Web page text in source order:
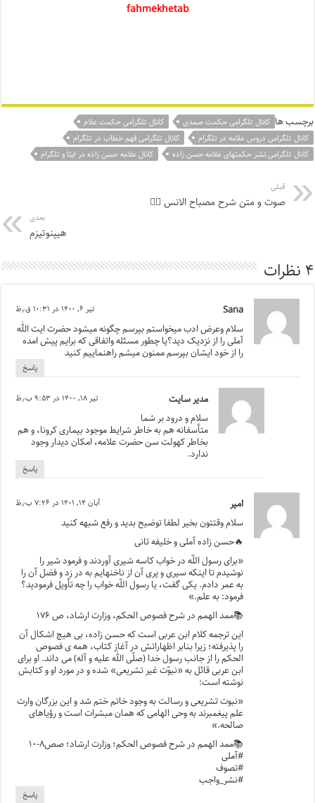
fahmekhetab
برچسب ها کانال تلگرامی حکمت صمدی
کانال تلگرامی حکمت علام
کانال تلگرامی دروس علامه در تلگرام
کانال تلگرامی فهم خطاب در تلگرام
کانال تلگرامی نشر حکمتهای علامه حسن زاده
کانال علامه حسن زاده در ایتا و تلگرام
قبلی
صوت و متن شرح مصباح الانس ۵️⃣
بعدی
هیپنوتیزم
۴ نظرات
Sana تیر ۶, ۱۴۰۰ در ۱۰:۳۱ ق٫ظ
سلام وعرض ادب میخواستم بپرسم چگونه میشود حضرت ایت الله
آملی را از نزدیک دید؟یا چطور مسئله واتفاقی که برایم پیش امده
را از خود ایشان بپرسم ممنون میشم راهنماییم کنید
پاسخ
مدیر سایت تیر ۱۸, ۱۴۰۰ در ۹:۵۳ ب٫ظ
سلام و درود بر شما
متأسفانه هم به خاطر شرایط موجود بیماری کرونا، و هم
بخاطر کهولت سن حضرت علامه، امکان دیدار وجود
ندارد.
پاسخ
امیر آبان ۱۴, ۱۴۰۱ در ۷:۲۶ ب٫ظ
سلام وقتتون بخیر لطفا توضیح بدید و رفع شبهه کنید
🔥حسن زاده آملی و خلیفه ثانی
«براى رسول اللّه در خواب کاسه شیرى آوردند و فرمود شیر را
نوشیدم تا اینکه سیرى و پرى آن از ناخنهایم به در زد و فضل‏ آن را
به عمر دادم. یکى گفت، یا رسول اللّه خواب را چه تأویل فرمودید؟
فرمود: به علم.»
📚ممد الهمم در شرح فصوص الحکم، وزارت ارشاد، ص ۱۷۶
این ترجمه کلام ابن عربی است که حسن زاده، بی هیچ اشکال آن
را پذیرفته؛ زیرا بنابر اظهاراتش در آغاز کتاب، همه ی فصوص
الحکم را از جانب رسول خدا (صلّی الله علیه و آله) می داند. او برای
ابن عربی قائل به «نبوّت غیر تشریعی» شده و در مورد او و کتابش
نوشته است:
«نبوت تشریعى و رسالت به وجود خاتم ختم شد و این بزرگان وارث
علم‏ پیغمبرند به وحى الهامى که همان مبشرات است و رؤیاهاى
صالحه.»
📚ممد الهمم در شرح فصوص الحکم؛ وزارت ارشاد؛ صص۸-۱۰
#آملی
#تصوف
#نشر_واجب
پاسخ